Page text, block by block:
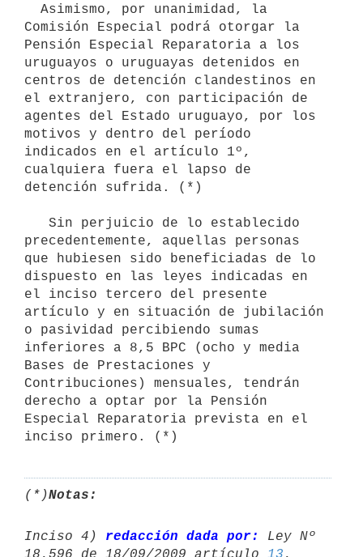
Comisión Especial podrá otorgar la
Pensión Especial Reparatoria a los
uruguayos o uruguayas detenidos en
centros de detención clandestinos en
el extranjero, con participación de
agentes del Estado uruguayo, por los
motivos y dentro del período
indicados en el artículo 1º,
cualquiera fuera el lapso de
detención sufrida. (*)
precedentemente, aquellas personas
que hubiesen sido beneficiadas de lo
dispuesto en las leyes indicadas en
el inciso tercero del presente
artículo y en situación de jubilación
o pasividad percibiendo sumas
inferiores a 8,5 BPC (ocho y media
Bases de Prestaciones y
Contribuciones) mensuales, tendrán
derecho a optar por la Pensión
Especial Reparatoria prevista en el
(*)Notas:
Inciso 4) redacción dada por:
Ley Nº